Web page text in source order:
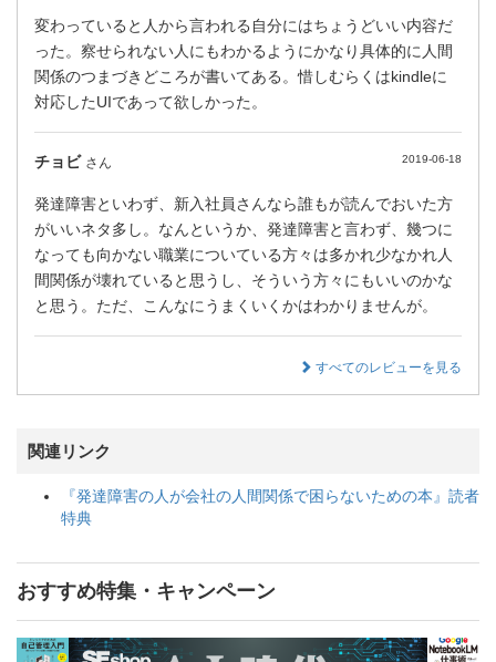
変わっていると人から言われる自分にはちょうどいい内容だ
った。察せられない人にもわかるようにかなり具体的に人間
関係のつまづきどころが書いてある。惜しむらくはkindleに
対応したUIであって欲しかった。
チョビ さん 2019-06-18
発達障害といわず、新入社員さんなら誰もが読んでおいた方
がいいネタ多し。なんというか、発達障害と言わず、幾つに
なっても向かない職業についている方々は多かれ少なかれ人
間関係が壊れていると思うし、そういう方々にもいいのかな
と思う。ただ、こんなにうまくいくかはわかりませんが。
すべてのレビューを見る
関連リンク
『発達障害の人が会社の人間関係で困らないための本』読者
特典
おすすめ特集・キャンペーン